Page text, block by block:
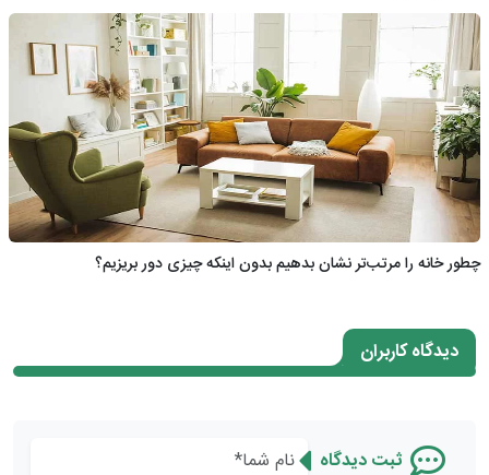
چطور خانه را مرتب‌تر نشان بدهیم بدون اینکه چیزی دور بریزیم؟
دیدگاه کاربران
ثبت دیدگاه